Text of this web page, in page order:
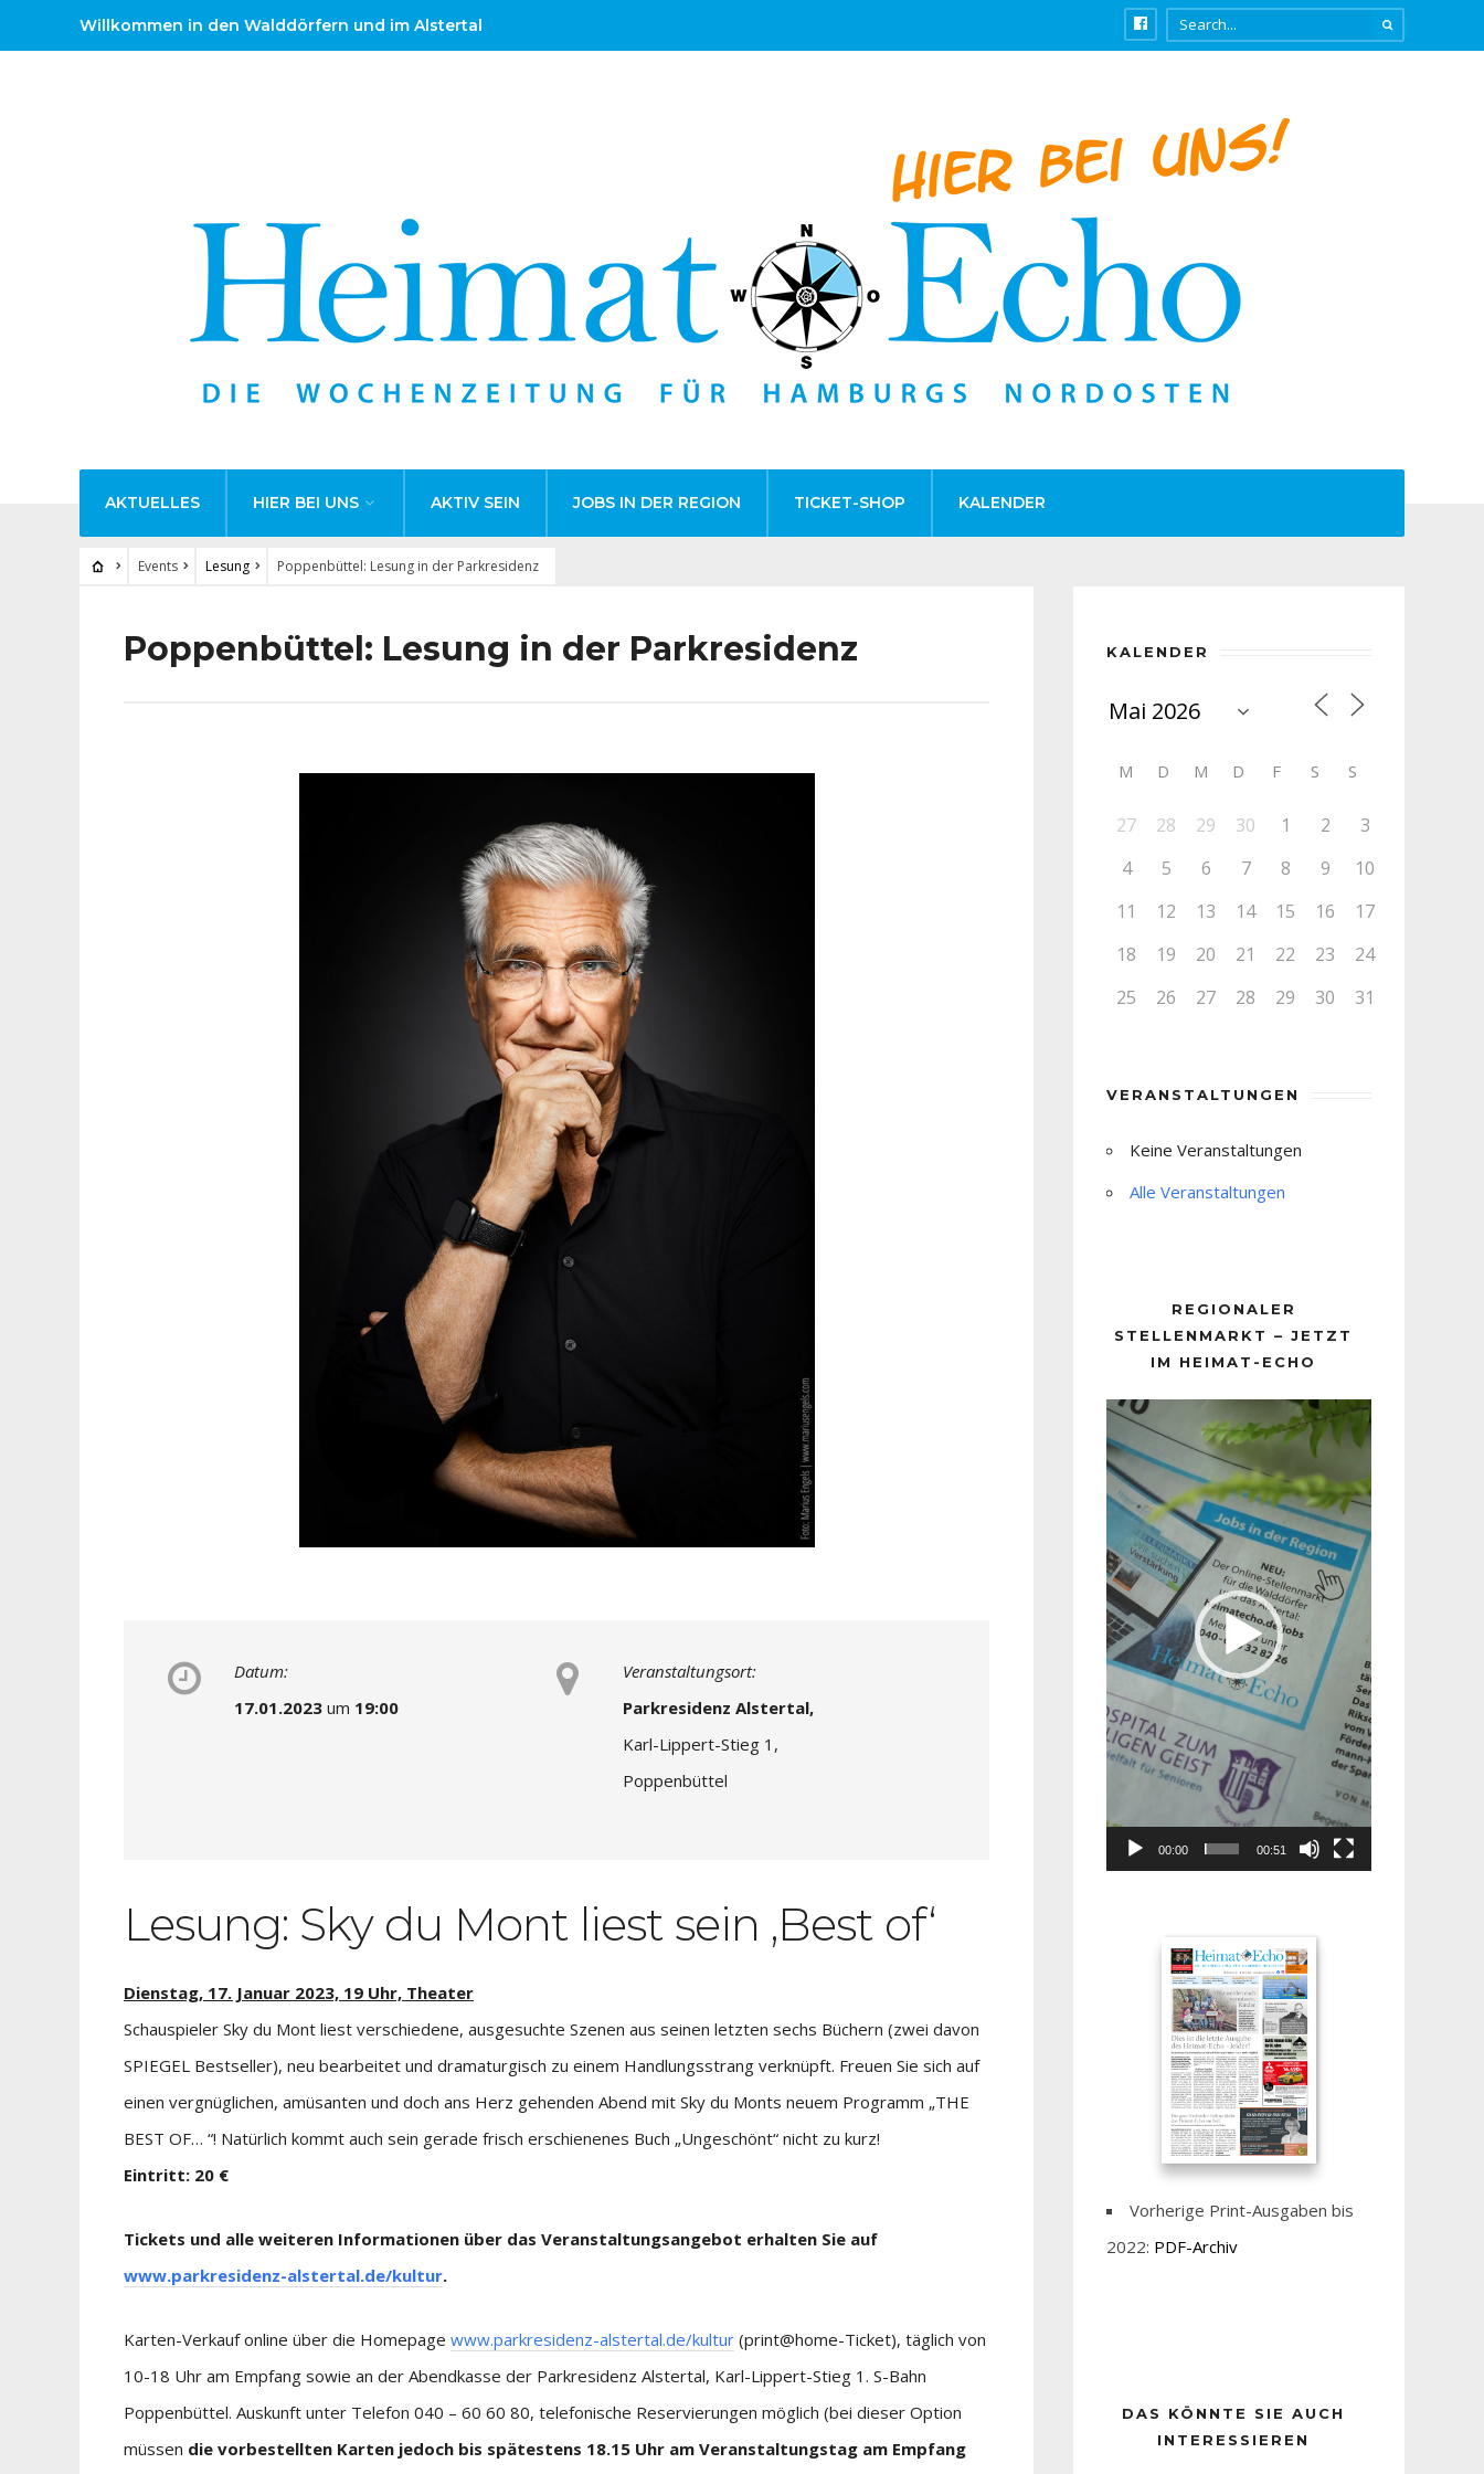
Willkommen in den Walddörfern und im Alstertal
AKTUELLES HIER BEI UNS AKTIV SEIN JOBS IN DER REGION TICKET-SHOP KALENDER
Events Lesung Poppenbüttel: Lesung in der Parkresidenz
Poppenbüttel: Lesung in der Parkresidenz
Datum:
17.01.2023 um 19:00
Veranstaltungsort:
Parkresidenz Alstertal,
Karl-Lippert-Stieg 1,
Poppenbüttel
Lesung: Sky du Mont liest sein ‚Best of‘
Dienstag, 17. Januar 2023, 19 Uhr, Theater
Schauspieler Sky du Mont liest verschiedene, ausgesuchte Szenen aus seinen letzten sechs Büchern (zwei davon
SPIEGEL Bestseller), neu bearbeitet und dramaturgisch zu einem Handlungsstrang verknüpft. Freuen Sie sich auf
einen vergnüglichen, amüsanten und doch ans Herz gehenden Abend mit Sky du Monts neuem Programm „THE
BEST OF… “! Natürlich kommt auch sein gerade frisch erschienenes Buch „Ungeschönt“ nicht zu kurz!
Eintritt: 20 €
Tickets und alle weiteren Informationen über das Veranstaltungsangebot erhalten Sie auf
www.parkresidenz-alstertal.de/kultur.
Karten-Verkauf online über die Homepage www.parkresidenz-alstertal.de/kultur (print@home-Ticket), täglich von
10-18 Uhr am Empfang sowie an der Abendkasse der Parkresidenz Alstertal, Karl-Lippert-Stieg 1. S-Bahn
Poppenbüttel. Auskunft unter Telefon 040 – 60 60 80, telefonische Reservierungen möglich (bei dieser Option
müssen die vorbestellten Karten jedoch bis spätestens 18.15 Uhr am Veranstaltungstag am Empfang
KALENDER
M D M D F S S
27 28 29 30 1 2
3
4
5 6 7 8 9
10
11
12 13 14 15 16
17
18
19 20 21 22 23
24
25
26 27 28 29 30 31
VERANSTALTUNGEN
Keine Veranstaltungen
Alle Veranstaltungen
REGIONALER
STELLENMARKT – JETZT
IM HEIMAT-ECHO
Player
00:00 00:51
Vorherige Print-Ausgaben bis
2022: PDF-Archiv
DAS KÖNNTE SIE AUCH
INTERESSIEREN